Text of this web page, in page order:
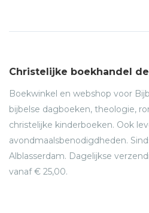
Christelijke boekhandel
Boekwinkel en webshop voor
bijbelse dagboeken, theologie,
christelijke kinderboeken. Ook
avondmaalsbenodigdheden.
Alblasserdam. Dagelijkse
vanaf € 25,00.